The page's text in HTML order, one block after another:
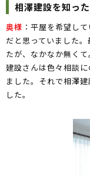
相澤建設を知っ
奥様 ：平屋を希望し
だと思っていました
たが、なかなか無く
建設さんは色々相談
ました。それで相澤
した。